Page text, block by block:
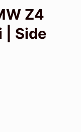
Z4
| Side